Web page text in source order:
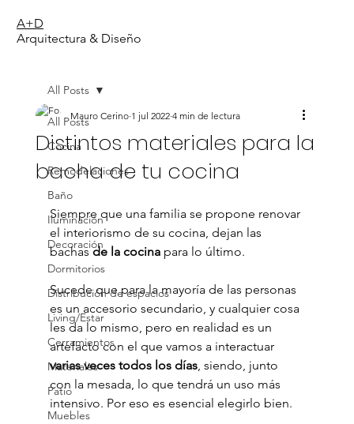
Arquitectura & Diseño
A+D
All Posts
Cocina
Remodelaciones
Baño
Iluminación
Decoración
Dormitorios
Distribución de espacios
Living/Estar
Cerramientos
Materiales
Patio
Muebles
All Posts
Distintos materiales para la
bacha de tu cocina
Mauro Cerino 1 jul 2022 4 min de lectura
Siempre que una familia se propone renovar
el interiorismo de su cocina, dejan las
bachas de la cocina para lo último.
Sucede que para la mayoría de las personas
es un accesorio secundario, y cualquier cosa
les da lo mismo, pero en realidad es un
artefacto con el que vamos a interactuar
varias veces todos los días, siendo, junto
con la mesada, lo que tendrá un uso más
intensivo. Por eso es esencial elegirlo bien.